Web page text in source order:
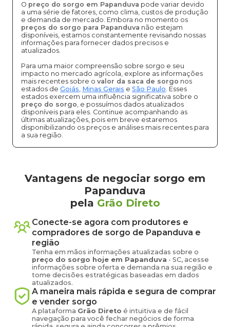
O preço do sorgo em Papanduva pode variar devido
a uma série de fatores, como clima, custos de produção
e demanda de mercado. Embora no momento os
preços do sorgo para Papanduva não estejam
disponíveis, estamos constantemente revisando nossas
informações para fornecer dados precisos e
atualizados.
Para uma maior compreensão sobre sorgo e seu
impacto no mercado agrícola, explore as informações
mais recentes sobre o valor da saca de sorgo nos
estados de Goiás, Minas Gerais e São Paulo. Esses
estados exercem uma influência significativa sobre o
preço do sorgo, e possuímos dados atualizados
disponíveis para eles. Continue acompanhando as
últimas atualizações, pois em breve estaremos
disponibilizando os preços e análises mais recentes para
a sua região.
Vantagens de negociar sorgo em
Papanduva
pela Grão Direto
Conecte-se agora com produtores e
compradores de sorgo de Papanduva e
região
Tenha em mãos informações atualizadas sobre o
preço do sorgo hoje em Papanduva - SC, acesse
informações sobre oferta e demanda na sua região e
tome decisões estratégicas baseadas em dados
atualizados.
A maneira mais rápida e segura de comprar
e vender sorgo
A plataforma Grão Direto é intuitiva e de fácil
navegação para você fechar negócios de forma